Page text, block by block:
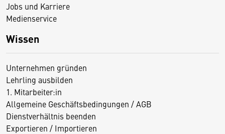
Jobs und Karriere
Medienservice
Wissen
Unternehmen gründen
Lehrling ausbilden
1. Mitarbeiter:in
Allgemeine Geschäftsbedingungen / AGB
Dienstverhältnis beenden
Exportieren / Importieren